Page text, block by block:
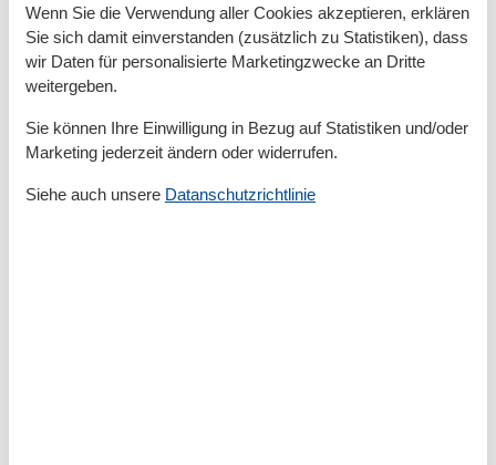
Dusche
Basic
Größe
Wohnzimmer
1
Entfernung Strand 100-500m
Wenn Sie die Verwendung aller Cookies akzeptieren, erklären
Sie sich damit einverstanden (zusätzlich zu Statistiken), dass
wir Daten für personalisierte Marketingzwecke an Dritte
weitergeben.
Sie können Ihre Einwilligung in Bezug auf Statistiken und/oder
Marketing jederzeit ändern oder widerrufen.
Siehe auch unsere Datanschutzrichtlinie